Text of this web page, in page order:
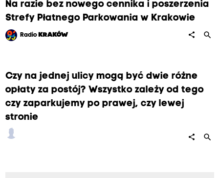
Na razie bez nowego cennika i poszerzenia
Strefy Płatnego Parkowania w Krakowie
Radio KRAKÓW share search
Czy na jednej ulicy mogą być dwie różne
opłaty za postój? Wszystko zależy od tego
czy zaparkujemy po prawej, czy lewej
stronie
share search